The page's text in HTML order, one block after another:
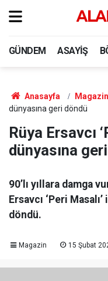
GÜNDEM ASAYIŞ
Anasayfa Magazin
dünyasına geri döndü
Rüya Ersavcı
dünyasına
90’lı yıllara damga
Ersavcı ‘Peri
döndü.
Magazin 15 Şubat